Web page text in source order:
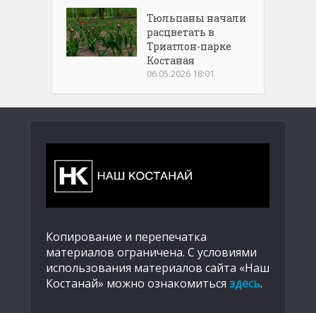
Тюльпаны начали
расцветать в
Триатлон-парке
Костаная
06.05.2026 18:01
Копирование и перепечатка
материалов ограничена. С условиями
использования материалов сайта «Наш
Костанай» можно ознакомиться здесь.